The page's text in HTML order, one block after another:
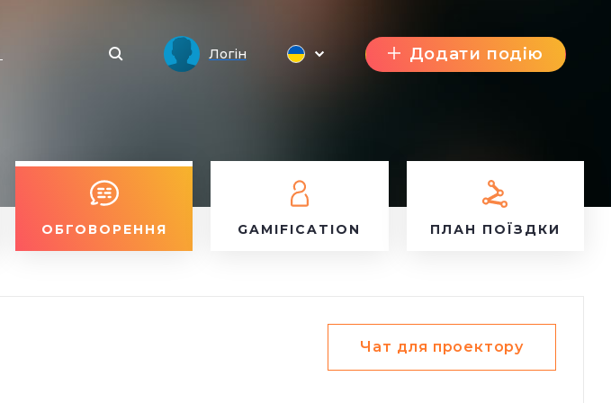
Логін Додати подію
ОБГОВОРЕННЯ GAMIFICATION ПЛАН ПОЇЗДКИ
Чат для проектору